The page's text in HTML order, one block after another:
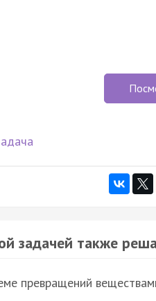
задачей также
превращений